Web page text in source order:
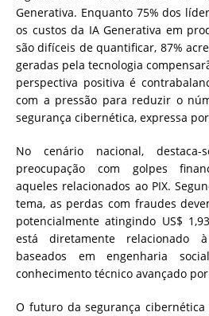
Generativa. Enquanto 75% dos
os custos da IA Generativa em
são difíceis de quantificar, 87%
geradas pela tecnologia
perspectiva positiva é
com a pressão para reduzir o
segurança cibernética, expressa
No cenário nacional,
preocupação com golpes
aqueles relacionados ao PIX.
tema, as perdas com fraudes
potencialmente atingindo US$
está diretamente relacionado
baseados em engenharia
conhecimento técnico avançado
O futuro da segurança